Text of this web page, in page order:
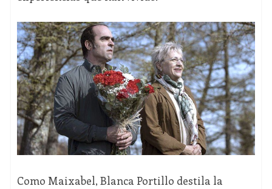
Como Maixabel, Blanca Portillo destila la